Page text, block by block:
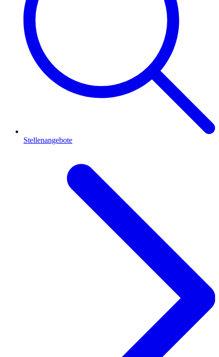
Stellenangebote